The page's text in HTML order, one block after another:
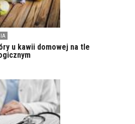
u kawii domowej na tle